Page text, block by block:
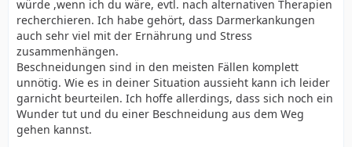
würde ,wenn ich du wäre, evtl. nach alternativen Therapien
recherchieren. Ich habe gehört, dass Darmerkankungen
auch sehr viel mit der Ernährung und Stress
zusammenhängen.
Beschneidungen sind in den meisten Fällen komplett
unnötig. Wie es in deiner Situation aussieht kann ich leider
garnicht beurteilen. Ich hoffe allerdings, dass sich noch ein
Wunder tut und du einer Beschneidung aus dem Weg
gehen kannst.